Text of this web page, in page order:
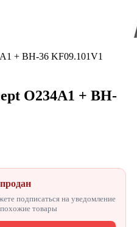
O234A1 + BH-
подписаться на уведомление
товары